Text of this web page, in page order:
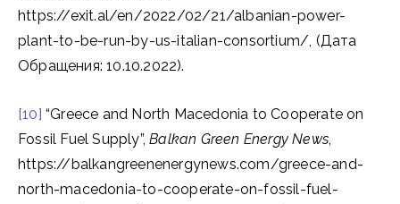
https://exit.al/en/2022/02/21/albanian-power-
plant-to-be-run-by-us-italian-consortium/, (Дата
Обращения: 10.10.2022).
[10] “Greece and North Macedonia to Cooperate on
Fossil Fuel Supply”,Balkan Green Energy News,
https://balkangreenenergynews.com/greece-and-
north-macedonia-to-cooperate-on-fossil-fuel-